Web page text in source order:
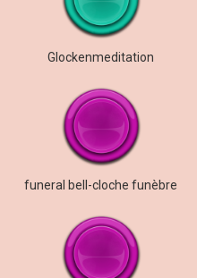
Glockenmeditation
funeral bell-cloche funèbre